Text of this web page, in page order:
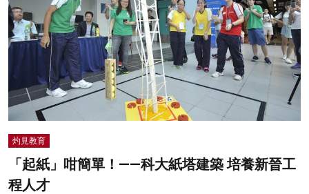
灼見教育
「起紙」咁簡單！——科大紙塔建築 培養新晉工
程人才